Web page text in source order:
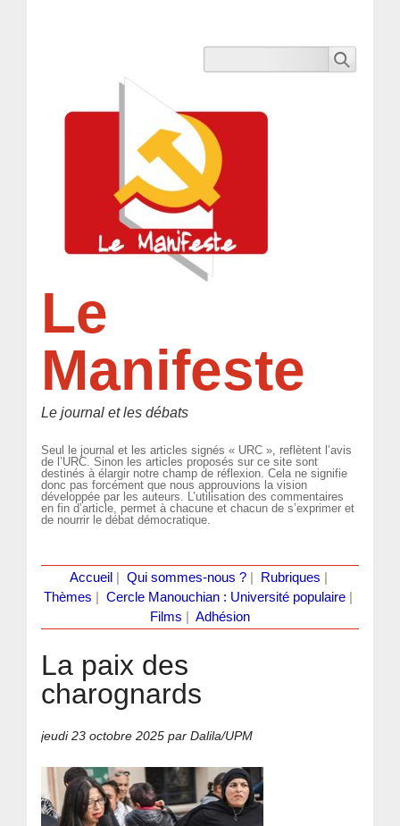
Le
Manifeste
Le journal et les débats
Seul le journal et les articles signés « URC », reflètent l’avis
de l’URC. Sinon les articles proposés sur ce site sont
destinés à élargir notre champ de réflexion. Cela ne signifie
donc pas forcément que nous approuvions la vision
développée par les auteurs. L’utilisation des commentaires
en fin d’article, permet à chacune et chacun de s’exprimer et
de nourrir le débat démocratique.
Accueil Qui sommes-nous ?| Rubriques
Thèmes
Cercle Manouchian : Université populaire
Films
Adhésion
La paix des
charognards
jeudi 23 octobre 2025 par Dalila/UPM